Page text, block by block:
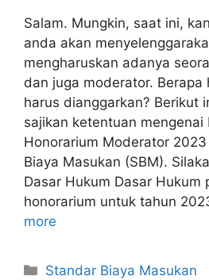
Salam. Mungkin, saat ini,
anda akan
mengharuskan adanya
dan juga moderator. Berapa
harus dianggarkan? Berikut
sajikan ketentuan mengenai
Honorarium Moderator
Biaya Masukan (SBM).
Dasar Hukum Dasar Hukum
honorarium untuk tahun
more
Categories
Standar Biaya Masukan